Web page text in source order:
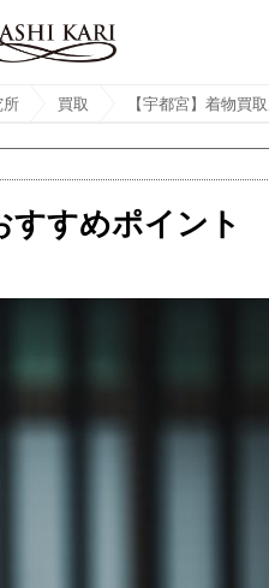
所 買取
すすめポイント